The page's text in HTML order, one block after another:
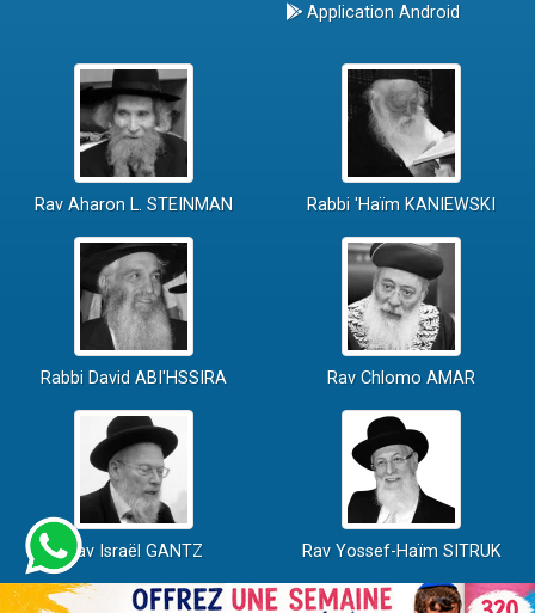
Application Android
Rav Aharon L. STEINMAN Rabbi 'Haïm KANIEWSKI
Rabbi David ABI'HSSIRA Rav Chlomo AMAR
Rav Israël GANTZ Rav Yossef-Haïm SITRUK